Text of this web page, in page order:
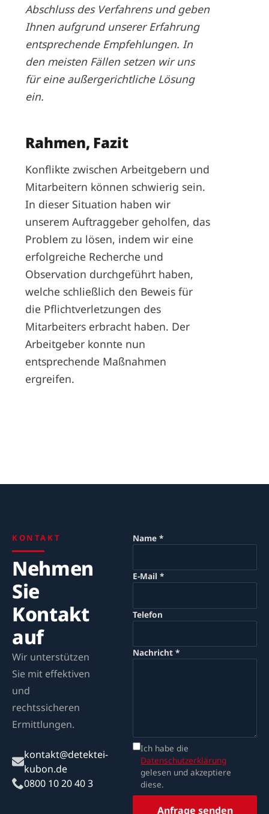
Abschluss des Verfahrens und geben
Ihnen aufgrund unserer Erfahrung
entsprechende Empfehlungen. In
den meisten Fällen setzen wir uns
für eine außergerichtliche Lösung
ein.
Rahmen, Fazit
Konflikte zwischen Arbeitgebern und
Mitarbeitern können schwierig sein.
In dieser Situation haben wir
unserem Auftraggeber geholfen, das
Problem zu lösen, indem wir eine
erfolgreiche Recherche und
Observation durchgeführt haben,
welche schließlich den Beweis für
die Pflichtverletzungen des
Mitarbeiters erbracht haben. Der
Arbeitgeber konnte nun
entsprechende Maßnahmen
ergreifen.
KONTAKT
Nehmen
Sie
Kontakt
auf
Wir unterstützen
Sie mit effektiven
und
rechtssicheren
Ermittlungen.
kontakt@detektei-
kubon.de
0800 10 20 40 3
Name *
E-Mail *
Telefon
Nachricht *
Ich habe die
Datenschutzerklärung
gelesen und akzeptiere
diese.
Anfrage senden